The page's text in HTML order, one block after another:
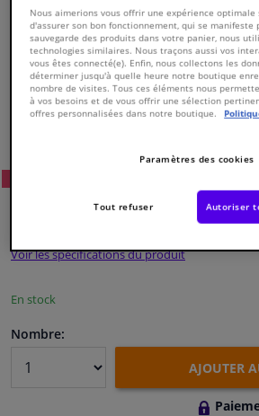
Fenêtres & accessoires
Intérieur & ameublement
Capteurs & électronique
Numéro de produit d'origine:0171290
TTC
Voir les spécifications du produit
En stock
Nombre:
AJOUTER
Nous aimerions vous offrir une expérience
d'assurer son bon fonctionnement, qui se manifeste
sauvegarde des produits dans votre panier, nous
technologies similaires. Nous traçons aussi vos
vous êtes connecté(e). Enfin, nous collectons les
déterminer jusqu'à quelle heure notre boutique
nombre de visites. Tous ces éléments nous
à vos besoins et de vous offrir une sélection
offres personnalisées dans notre boutique.
Paramètres des cookies
Tout refuser Autoriser